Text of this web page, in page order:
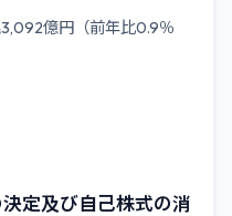
億円（前年比0.9％
定及び自己株式の消